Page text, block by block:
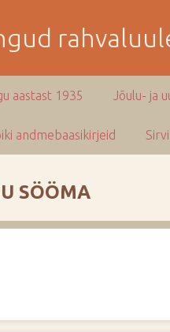
aastast 1935 Jõulu- ja
andmebaasikirjeid
SÖÖMA